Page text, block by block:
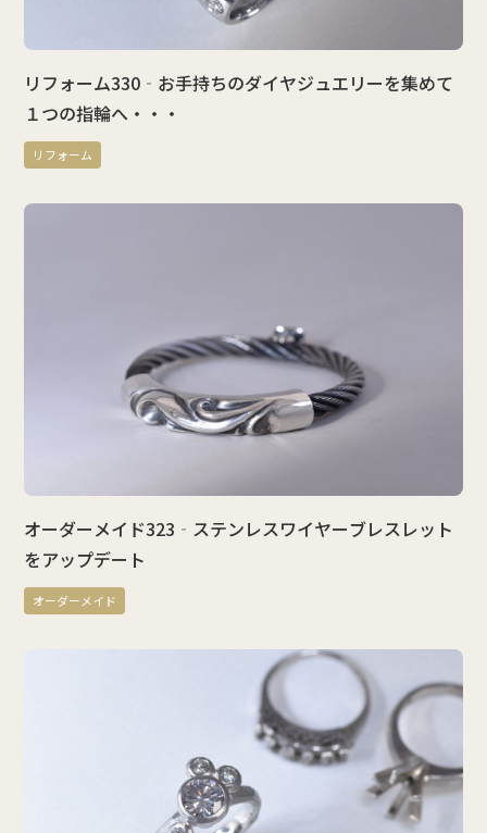
リフォーム330‐お手持ちのダイヤジュエリーを集めて
１つの指輪へ・・・
リフォーム
オーダーメイド323‐ステンレスワイヤーブレスレット
をアップデート
オーダーメイド